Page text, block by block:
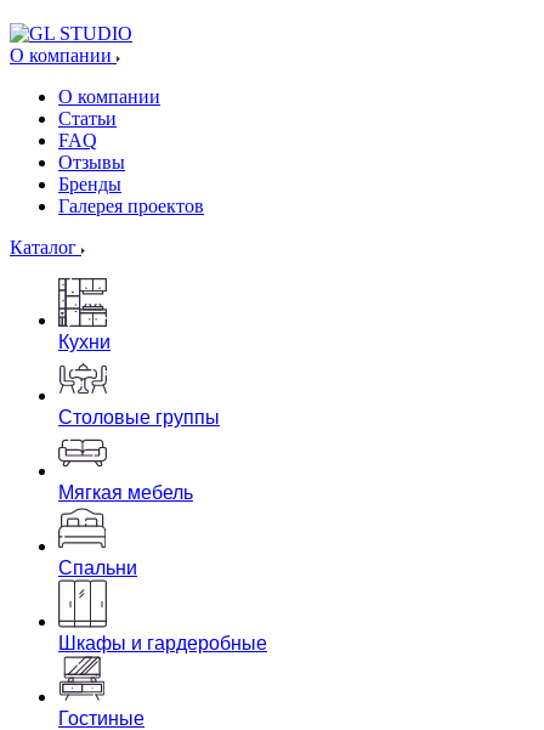
О компании
О компании
Статьи
FAQ
Отзывы
Бренды
Галерея проектов
Каталог
Кухни
Столовые группы
Мягкая мебель
Спальни
Шкафы и гардеробные
Гостиные